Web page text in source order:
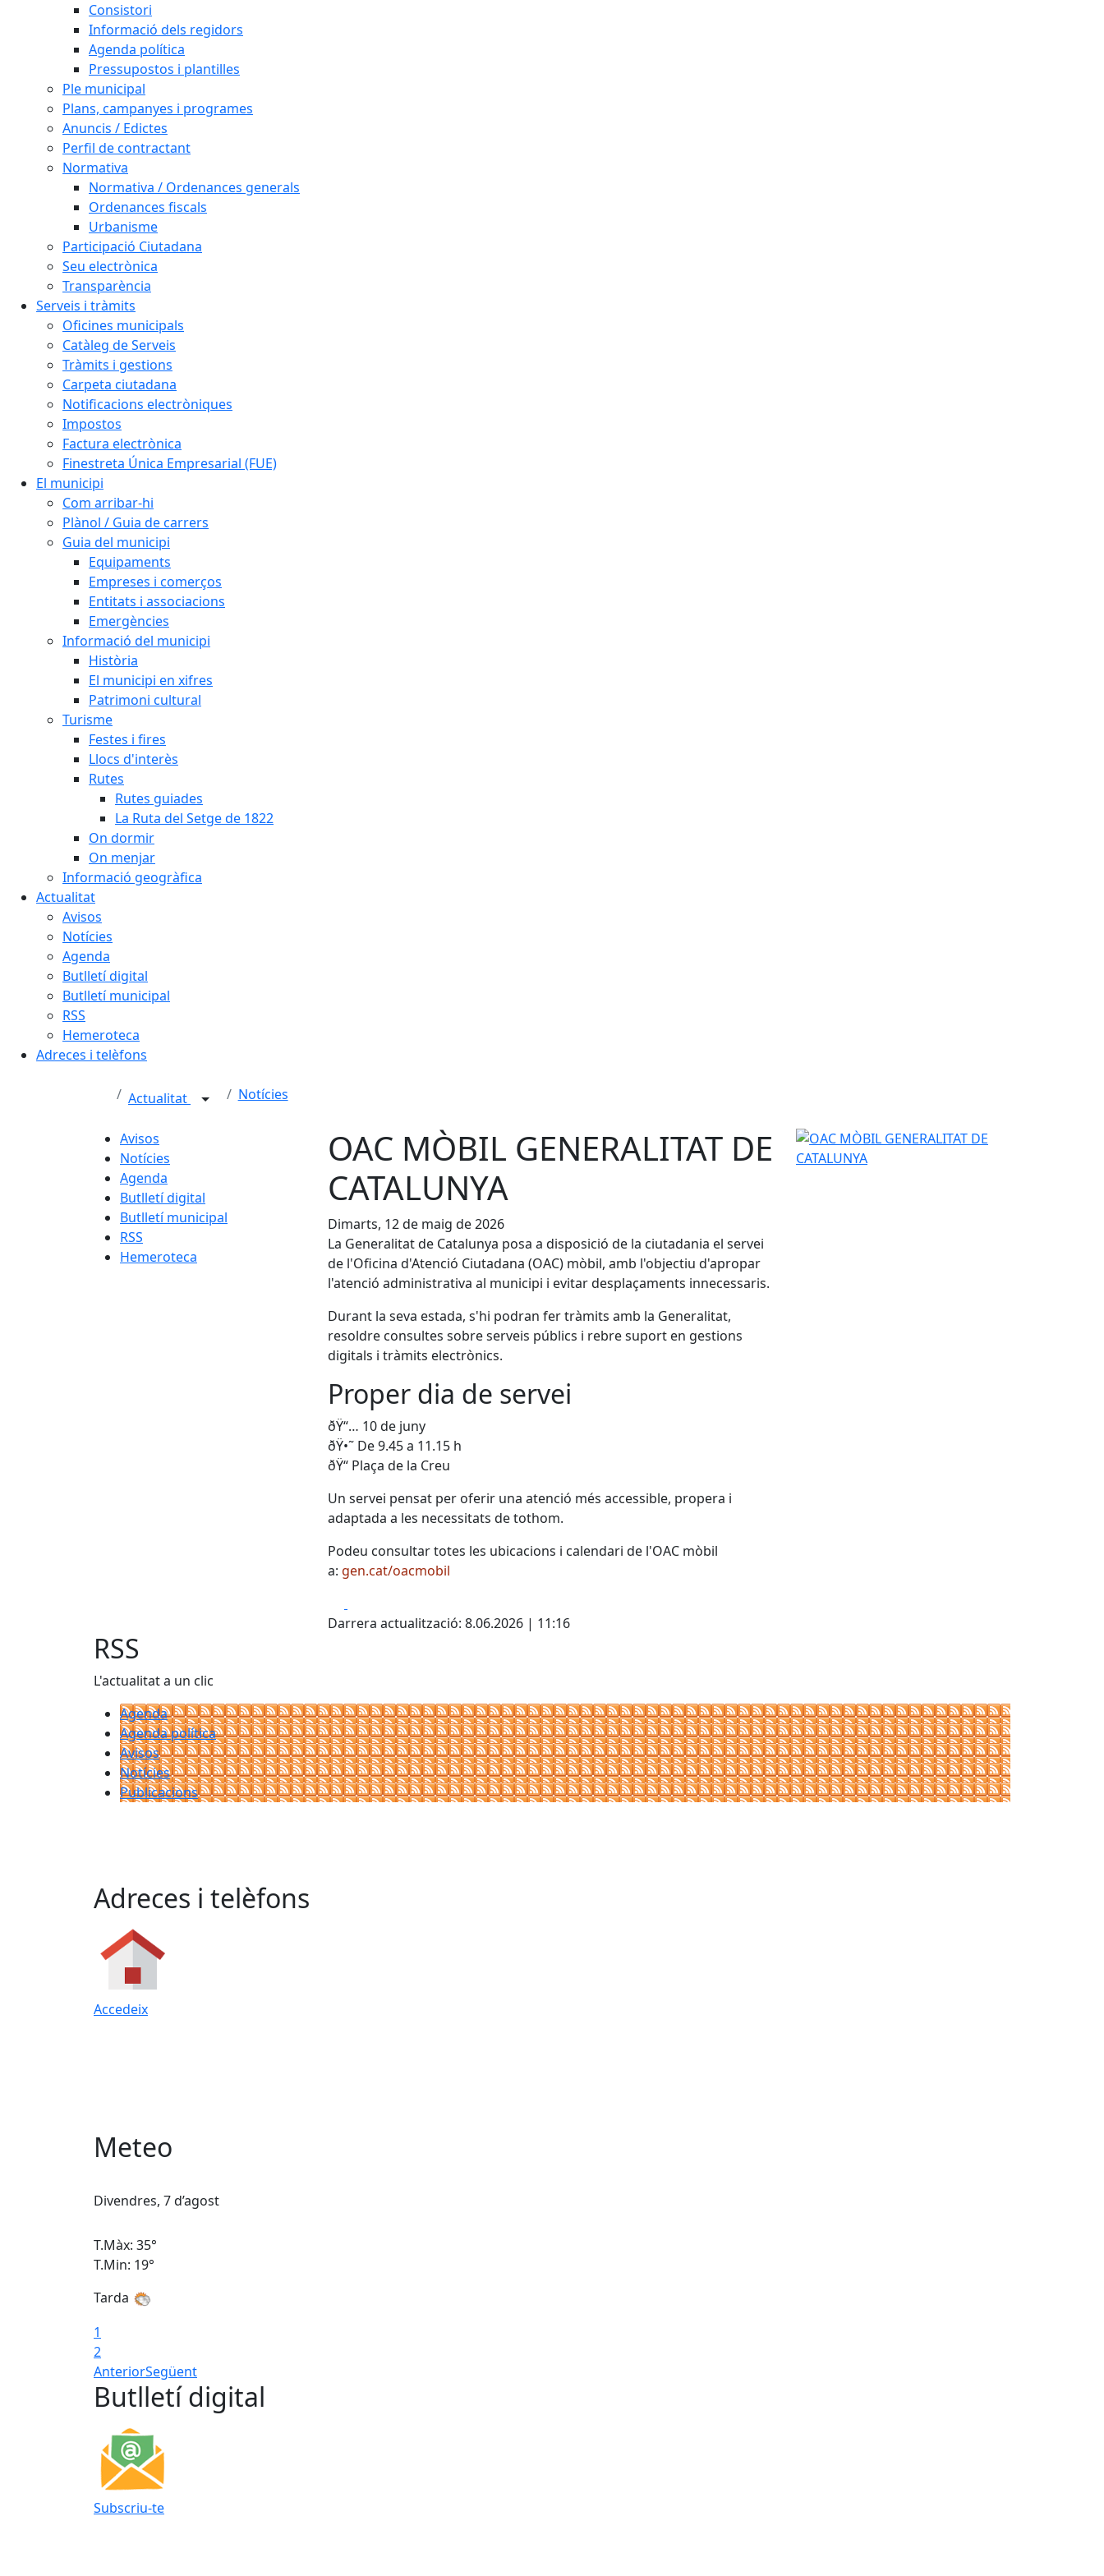
Consistori
Informació dels regidors
Agenda política
Pressupostos i plantilles
Ple municipal
Plans, campanyes i programes
Anuncis / Edictes
Perfil de contractant
Normativa
Normativa / Ordenances generals
Ordenances fiscals
Urbanisme
Participació Ciutadana
Seu electrònica
Transparència
Serveis i tràmits
Oficines municipals
Catàleg de Serveis
Tràmits i gestions
Carpeta ciutadana
Notificacions electròniques
Impostos
Factura electrònica
Finestreta Única Empresarial (FUE)
El municipi
Com arribar-hi
Plànol / Guia de carrers
Guia del municipi
Equipaments
Empreses i comerços
Entitats i associacions
Emergències
Informació del municipi
Història
El municipi en xifres
Patrimoni cultural
Turisme
Festes i fires
Llocs d'interès
Rutes
Rutes guiades
La Ruta del Setge de 1822
On dormir
On menjar
Informació geogràfica
Actualitat
Avisos
Notícies
Agenda
Butlletí digital
Butlletí municipal
RSS
Hemeroteca
Adreces i telèfons
Actualitat Notícies
Avisos
Notícies
Agenda
Butlletí digital
Butlletí municipal
RSS
Hemeroteca
OAC MÒBIL GENERALITAT DE
CATALUNYA
Dimarts, 12 de maig de 2026
La Generalitat de Catalunya posa a disposició de la ciutadania el servei
de l'Oficina d'Atenció Ciutadana (OAC) mòbil, amb l'objectiu d'apropar
l'atenció administrativa al municipi i evitar desplaçaments innecessaris.
Durant la seva estada, s'hi podran fer tràmits amb la Generalitat,
resoldre consultes sobre serveis públics i rebre suport en gestions
digitals i tràmits electrònics.
Proper dia de servei
ðŸ“… 10 de juny
ðŸ•˜ De 9.45 a 11.15 h
ðŸ“ Plaça de la Creu
Un servei pensat per oferir una atenció més accessible, propera i
adaptada a les necessitats de tothom.
Podeu consultar totes les ubicacions i calendari de l'OAC mòbil
a: gen.cat/oacmobil
Darrera actualització: 8.06.2026 | 11:16
OAC MÒBIL GENERALITAT DE CATALUNYA
RSS
L'actualitat a un clic
Agenda
Agenda política
Avisos
Notícies
Publicacions
Adreces i telèfons
Accedeix
Meteo
Divendres, 7 d’agost
T.Màx: 35°
T.Min: 19°
Tarda
1
2
AnteriorSegüent
Butlletí digital
Subscriu-te